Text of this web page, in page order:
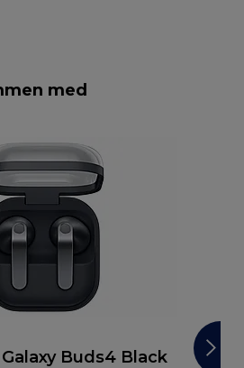
med
Buds4 Black